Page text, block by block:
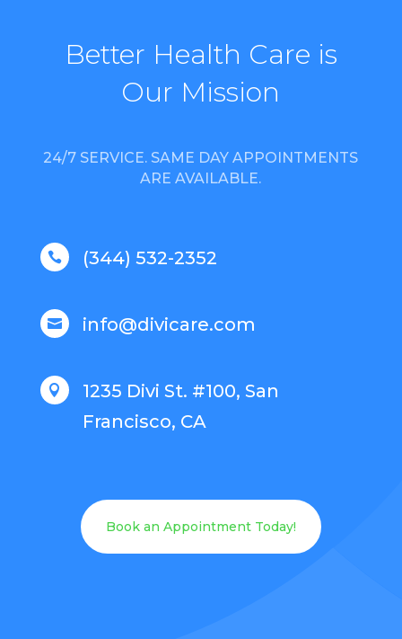
Better Health Care is
Our Mission
24/7 SERVICE. SAME DAY APPOINTMENTS
ARE AVAILABLE.
 (344) 532-2352
 info@divicare.com

1235 Divi St. #100, San
Francisco, CA
Book an Appointment Today!